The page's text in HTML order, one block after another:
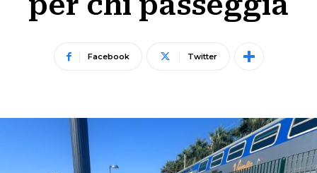
Facebook Twitter